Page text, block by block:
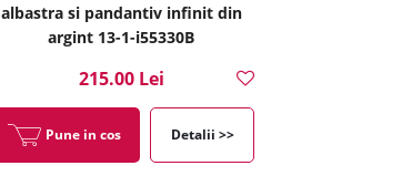
albastra si pandantiv infinit din
argint 13-1-i55330B
215.00 Lei
Pune in cos Detalii >>